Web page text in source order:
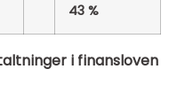
43 %
i finansloven